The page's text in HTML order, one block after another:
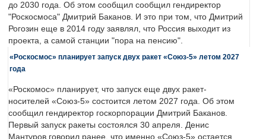
до 2030 года. Об этом сообщил сообщил гендиректор
"Роскосмоса" Дмитрий Баканов. И это при том, что Дмитрий
Рогозин еще в 2014 году заявлял, что Россия выходит из
проекта, а самой станции "пора на пенсию".
«Роскосмос» планирует запуск двух ракет «Союз-5» летом 2027
года
«Роскомос» планирует, что запуск еще двух ракет-
носителей «Союз-5» состоится летом 2027 года. Об этом
сообщил гендиректор госкорпорации Дмитрий Баканов.
Первый запуск ракеты состоялся 30 апреля. Денис
Мантуров говорил ранее, что именно «Союз-5» остается